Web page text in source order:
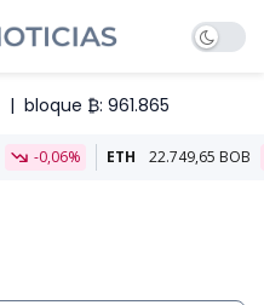
| bloque ₿: 961.865
ETH 22.749,65 BOB -0,18%